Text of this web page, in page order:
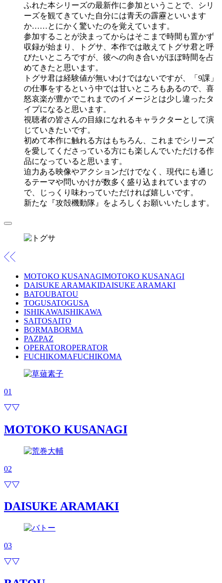
ふれた本シリーズの最新作に参加ということで、シリ
ーズを観てきていた自分には青天の霹靂といいます
か……とにかく驚いたのを覚えています。
参加することが決まってからはそこまで時間も置かず
収録が始まり、トグサ、本作では敢えてトグサ君と呼
びたいところですが、彼への向き合いがほぼ時間を占
めてきたと思います。
トグサ君は経験値が無いわけではないですが、「9課」
の仕事をするという中では甘いところもあるので、喜
怒哀楽が豊かでこれまでのイメージとは少し違ったタ
イプになると思います。
視聴者の皆さんの目線になれるキャラクターとして演
じていきたいです。
初めて本作に触れる方はもちろん、これまでシリーズ
を愛してくださっている方にも楽しんでいただける作
品になっていると思います。
迫力ある映像やアクションだけでなく、現代にも通じ
るテーマや問いかけが数多く盛り込まれていますの
で、じっくり味わっていただければ嬉しいです。
新たな『攻殻機動隊』をよろしくお願いいたします。
MOTOKO KUSANAGIMOTOKO KUSANAGI
DAISUKE ARAMAKIDAISUKE ARAMAKI
BATOUBATOU
TOGUSATOGUSA
ISHIKAWAISHIKAWA
SAITOSAITO
BORMABORMA
PAZPAZ
OPERATOROPERATOR
FUCHIKOMAFUCHIKOMA
01
MOTOKO KUSANAGI
02
DAISUKE ARAMAKI
03